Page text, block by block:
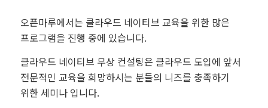
오픈마루에서는 클라우드 네이티브 교육을 위한 많은
프로그램을 진행 중에 있습니다.
클라우드 네이티브 무상 컨설팅은 클라우드 도입에 앞서
전문적인 교육을 희망하시는 분들의 니즈를 충족하기
위한 세미나 입니다.